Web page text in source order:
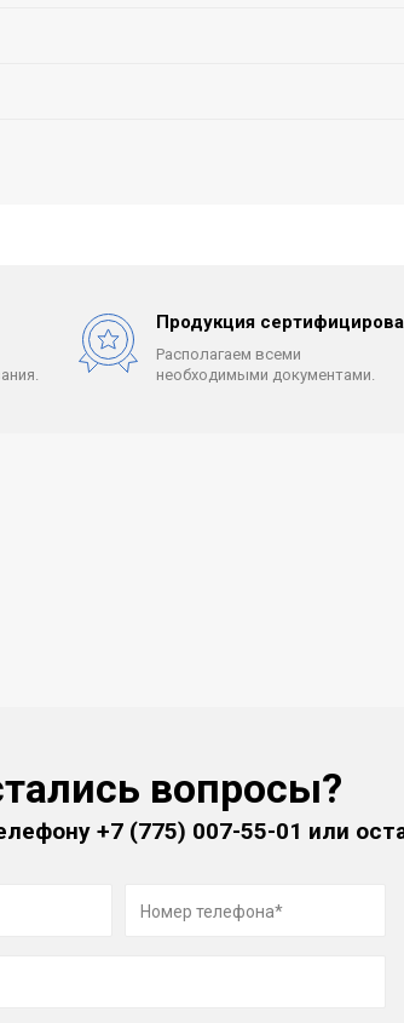
Продукция
Располагаем всеми
необходимыми документами.
вопросы?
+7 (775) 007-55-01 или